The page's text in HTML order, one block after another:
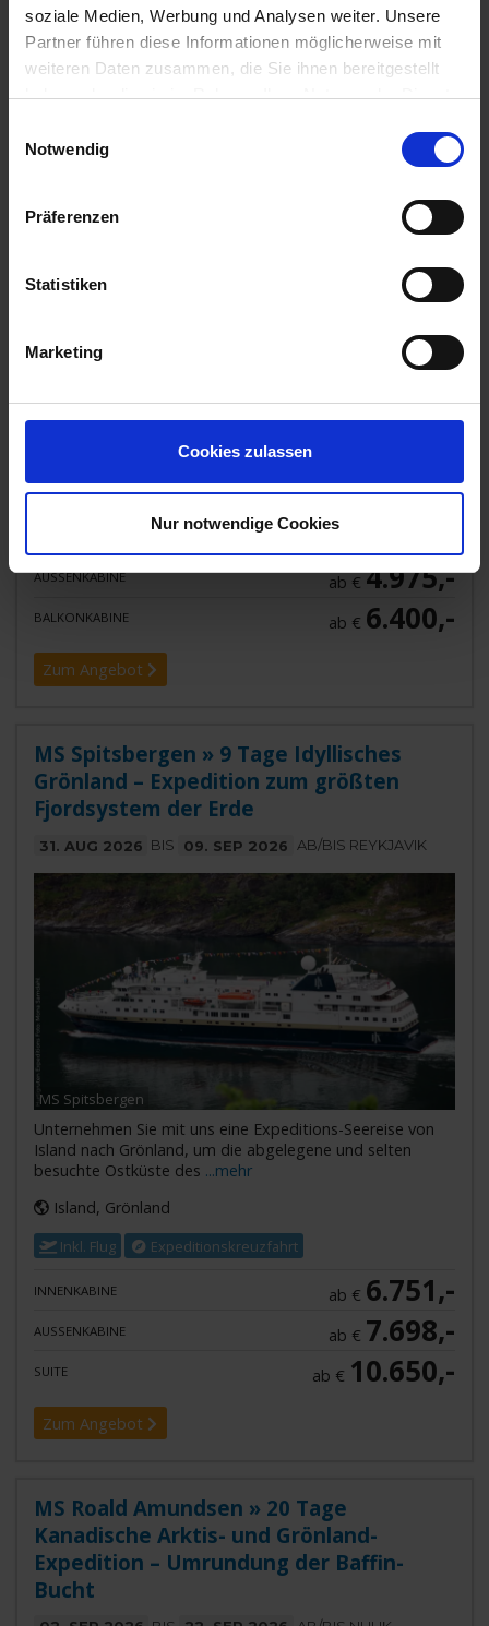
soziale Medien, Werbung und Analysen weiter. Unsere
Partner führen diese Informationen möglicherweise mit
weiteren Daten zusammen, die Sie ihnen bereitgestellt
haben oder die sie im Rahmen Ihrer Nutzung der Dienste
Notwendig
Präferenzen
Statistiken
Marketing
Cookies zulassen
Nur notwendige Cookies
Zum Angebot
AIDAluna » 21 Tage Island & Grönland
VON HAMBURG NACH
Dänemark, Deutschland, Grönland, Island, Norwegen
AUSSENKABINE ab € 4.975,-
BALKONKABINE ab € 6.400,-
Zum Angebot
MS Spitsbergen » 9 Tage Idyllisches
Grönland – Expedition zum größten
Fjordsystem der Erde
31. AUG 2026 BIS 09. SEP 2026 AB/BIS REYKJAVIK
MS Spitsbergen
Unternehmen Sie mit uns eine Expeditions-Seereise von
Island nach Grönland, um die abgelegene und selten
besuchte Ostküste des ...mehr
Island, Grönland
Inkl. Flug Expeditionskreuzfahrt
INNENKABINE ab € 6.751,-
AUSSENKABINE ab € 7.698,-
SUITE ab € 10.650,-
Zum Angebot
MS Roald Amundsen » 20 Tage
Kanadische Arktis- und Grönland-
Expedition – Umrundung der Baffin-
Bucht